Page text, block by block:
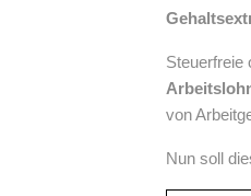
Steuerfreie
von
Nun soll